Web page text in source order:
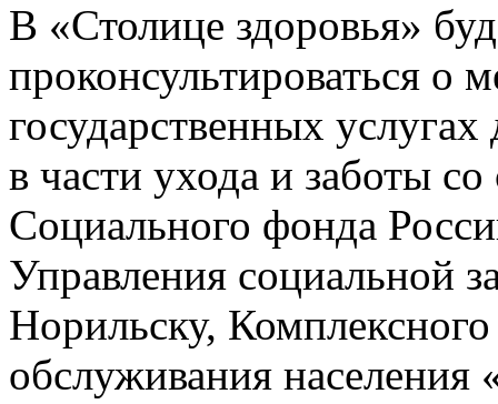
В «Столице здоровья»
проконсультироваться о
государственных
в части ухода и заботы
Социального фонда
Управления социальной
Норильску,
обслуживания населения